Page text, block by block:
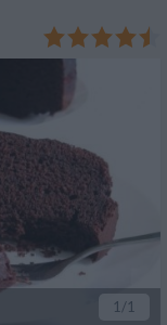
wunderbar saftig.
wenigen Handgriffen.
1 /1